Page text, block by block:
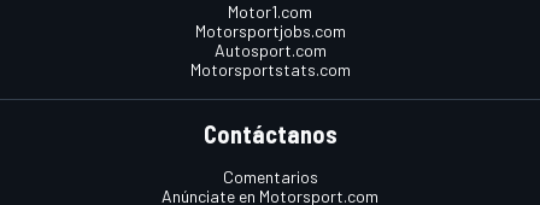
Motor1.com
Motorsportjobs.com
Autosport.com
Motorsportstats.com
Contáctanos
Comentarios
Anúnciate en Motorsport.com